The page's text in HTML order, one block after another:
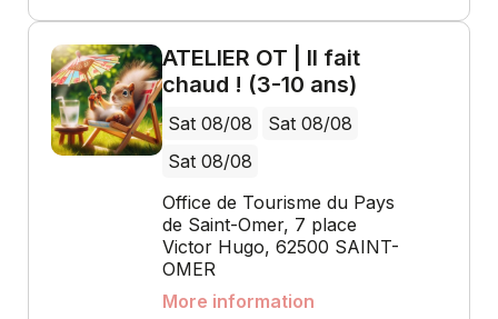
ATELIER OT | Il fait
chaud ! (3-10 ans)
Sat 08/08
Sat 08/08
Sat 08/08
Office de Tourisme du Pays
de Saint-Omer, 7 place
Victor Hugo, 62500 SAINT-
OMER
More information